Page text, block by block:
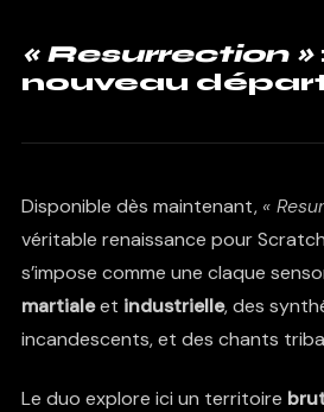
« Resurrection »
nouveau
Disponible dès maintenant, «
véritable renaissance pour
s’impose comme une claque
martialeet industrielle, des
incandescents, et des chants
Le duo explore ici un territoire